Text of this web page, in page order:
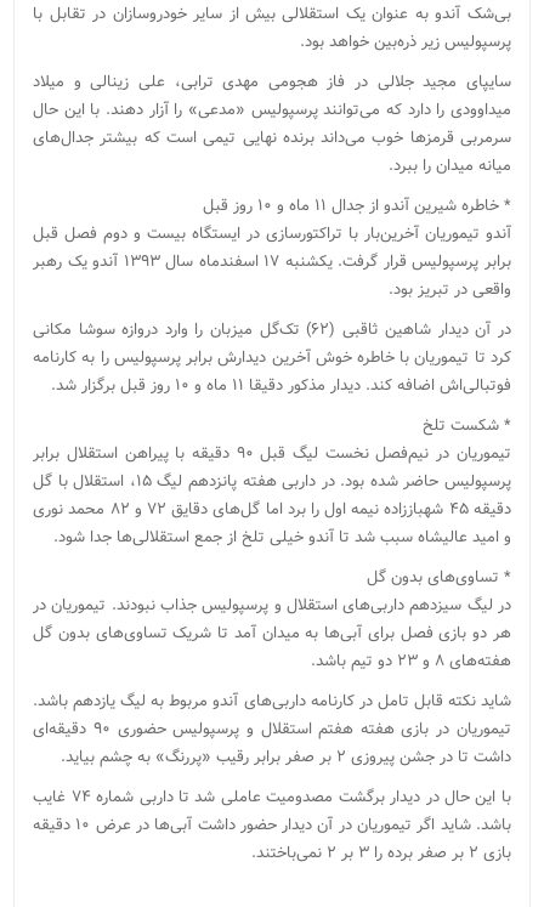
بی‌شک آندو به عنوان یک استقلالی بیش از سایر خودروسازان در تقابل با
پرسپولیس زیر ذره‌بین خواهد بود.
سایپای مجید جلالی در فاز هجومی مهدی ترابی، علی زینالی و میلاد
میداوودی را دارد که می‌توانند پرسپولیس «مدعی» را آزار دهند. با این حال
سرمربی قرمزها خوب می‌داند برنده نهایی تیمی است که بیشتر جدال‌های
میانه میدان را ببرد.
* خاطره شیرین آندو از جدال ۱۱ ماه و ۱۰ روز قبل
آندو تیموریان آخرین‌بار با تراکتورسازی در ایستگاه بیست و دوم فصل قبل
برابر پرسپولیس قرار گرفت. یکشنبه ۱۷ اسفندماه سال ۱۳۹۳ آندو یک رهبر
واقعی در تبریز بود.
در آن دیدار شاهین ثاقبی (۶۲) تک‌گل میزبان را وارد دروازه سوشا مکانی
کرد تا تیموریان با خاطره خوش آخرین دیدارش برابر پرسپولیس را به کارنامه
فوتبالی‌اش اضافه کند. دیدار مذکور دقیقا ۱۱ ماه و ۱۰ روز قبل برگزار شد.
* شکست تلخ
تیموریان در نیم‌فصل نخست لیگ قبل ۹۰ دقیقه با پیراهن استقلال برابر
پرسپولیس حاضر شده بود. در داربی هفته پانزدهم لیگ ۱۵، استقلال با گل
دقیقه ۴۵ شهباززاده نیمه اول را برد اما گل‌های دقایق ۷۲ و ۸۲ محمد نوری
و امید عالیشاه سبب شد تا آندو خیلی تلخ از جمع استقلالی‌ها جدا شود.
* تساوی‌های بدون گل
در لیگ سیزدهم داربی‌های استقلال و پرسپولیس جذاب نبودند. تیموریان در
هر دو بازی فصل برای آبی‌ها به میدان آمد تا شریک تساوی‌های بدون گل
هفته‌های ۸ و ۲۳ دو تیم باشد.
شاید نکته قابل تامل در کارنامه داربی‌های آندو مربوط به لیگ یازدهم باشد.
تیموریان در بازی هفته هفتم استقلال و پرسپولیس حضوری ۹۰ دقیقه‌ای
داشت تا در جشن پیروزی ۲ بر صفر برابر رقیب «پررنگ» به چشم بیاید.
با این حال در دیدار برگشت مصدومیت عاملی شد تا داربی شماره ۷۴ غایب
باشد. شاید اگر تیموریان در آن دیدار حضور داشت آبی‌ها در عرض ۱۰ دقیقه
بازی ۲ بر صفر برده را ۳ بر ۲ نمی‌باختند.